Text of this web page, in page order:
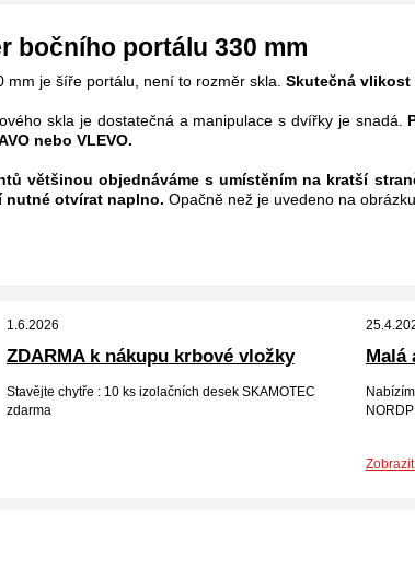
bočního portálu 330 mm
mm je šíře portálu, není to rozměr skla. Skutečná vlikost
skla je dostatečná a manipulace s dvířky je snadá.
nebo VLEVO.
většinou objednáváme s umístěním na kratší
nutné otvírat naplno. Opačně než je uvedeno na
1.6.2026
ZDARMA k nákupu krbové vložky
Stavějte chytře : 10 ks izolačních desek SKAMOTEC
zdarma
Malá